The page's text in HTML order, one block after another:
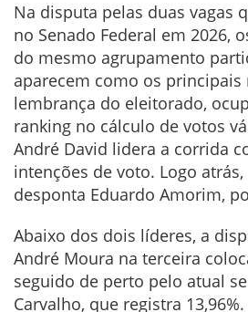
Na disputa pelas duas vagas
no Senado Federal em 2026,
do mesmo agrupamento
aparecem como os principais
lembrança do eleitorado,
ranking no cálculo de votos
André David lidera a corrida
intenções de voto. Logo
desponta Eduardo Amorim,
Abaixo dos dois líderes, a
André Moura na terceira
seguido de perto pelo atual
Carvalho, que registra